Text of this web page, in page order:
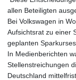
allen Beteiligten
Bei Volkswagen in
Aufsichtsrat zu einer
geplanten
In Medienberichten
Stellenstreichungen
Deutschland